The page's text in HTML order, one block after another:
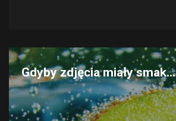
Gdyby zdjęcia miały smak...